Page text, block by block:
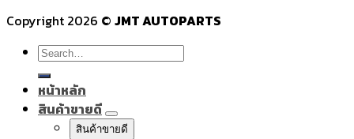
Copyright 2026 © JMT AUTOPARTS
Search
for:
หน้าหลัก
สินค้าขายดี
สินค้าขายดี